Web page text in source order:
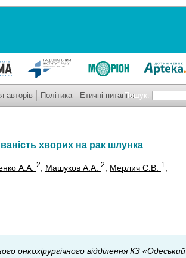
Пошук:
авторів Політика Етичні питання
хворих на рак шлунка
А.А. 2 Машуков А.А. 2 Мерлич С.В. 1
онкохірургічного відділення КЗ «Одеський